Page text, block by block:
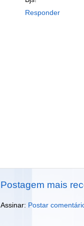
Responder
Postagem mais
Assinar: Postar